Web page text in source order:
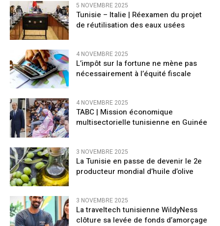
5 NOVEMBRE 2025
Tunisie – Italie | Réexamen du projet
de réutilisation des eaux usées
4 NOVEMBRE 2025
L’impôt sur la fortune ne mène pas
nécessairement à l’équité fiscale
4 NOVEMBRE 2025
TABC | Mission économique
multisectorielle tunisienne en Guinée
3 NOVEMBRE 2025
La Tunisie en passe de devenir le 2e
producteur mondial d’huile d’olive
3 NOVEMBRE 2025
La traveltech tunisienne WildyNess
clôture sa levée de fonds d’amorçage